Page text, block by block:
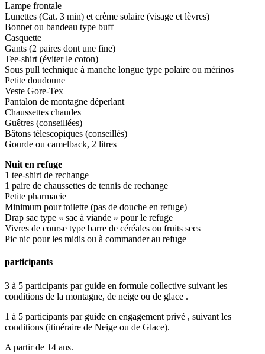
Lampe frontale
Lunettes (Cat. 3 min) et crème solaire (visage et lèvres)
Bonnet ou bandeau type buff
Casquette
Gants (2 paires dont une fine)
Tee-shirt (éviter le coton)
Sous pull technique à manche longue type polaire ou mérinos
Petite doudoune
Veste Gore-Tex
Pantalon de montagne déperlant
Chaussettes chaudes
Guêtres (conseillées)
Bâtons télescopiques (conseillés)
Gourde ou camelback, 2 litres
Nuit en refuge
1 tee-shirt de rechange
1 paire de chaussettes de tennis de rechange
Petite pharmacie
Minimum pour toilette (pas de douche en refuge)
Drap sac type « sac à viande » pour le refuge
Vivres de course type barre de céréales ou fruits secs
Pic nic pour les midis ou à commander au refuge
participants
3 à 5 participants par guide en formule collective suivant les
conditions de la montagne, de neige ou de glace .
1 à 5 participants par guide en engagement privé , suivant les
conditions (itinéraire de Neige ou de Glace).
A partir de 14 ans.